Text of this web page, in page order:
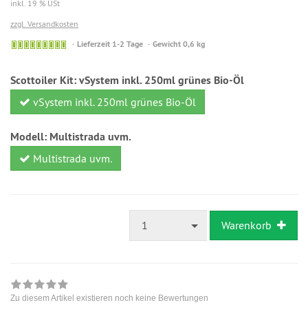
inkl. 19 % USt
zzgl. Versandkosten
Lieferzeit 1-2 Tage Gewicht 0,6 kg
Scottoiler Kit:vSystem inkl. 250ml grünes Bio-Öl
vSystem inkl. 250ml grünes Bio-Öl
Modell: Multistrada uvm.
Multistrada uvm.
1 Warenkorb
Zu diesem Artikel existieren noch keine Bewertungen